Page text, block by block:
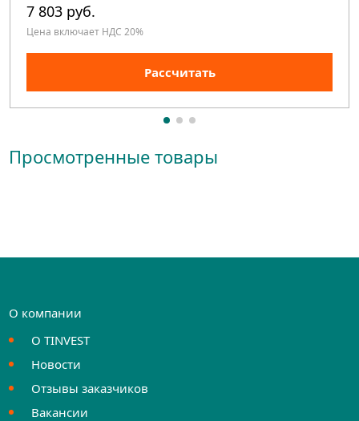
7 803 руб.
Цена включает НДС 20%
Рассчитать
Просмотренные товары
О компании
О TINVEST
Новости
Отзывы заказчиков
Вакансии